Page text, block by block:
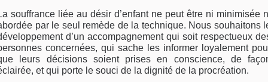
souffrance liée au désir d’enfant ne peut être ni minimisée
par le seul remède de la technique. Nous souhaitons
d’un accompagnement qui soit respectueux
concernées, qui sache les informer loyalement
leurs décisions soient prises en conscience, de
et qui porte le souci de la dignité de la procréation.